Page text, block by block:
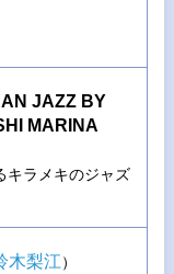
JAZZ BY
MARINA
キラメキのジャズ
木梨江）